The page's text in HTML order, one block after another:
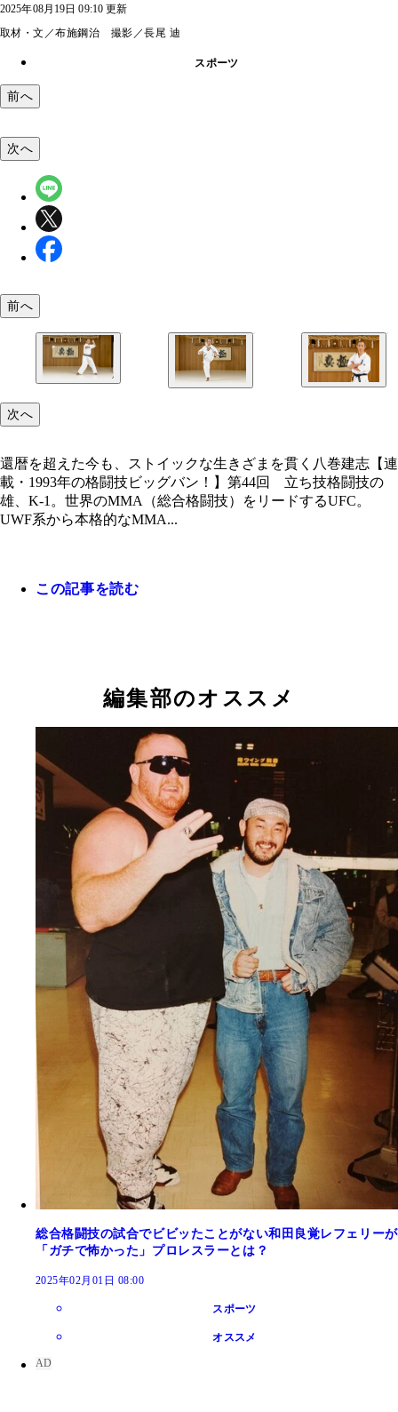
2025年08月19日 09:10 更新
取材・文／布施鋼治 撮影／長尾 迪
スポーツ
前へ
2022年に極真会館に復帰、総本部の師範に就任した
次へ
前へ
次へ
還暦を超えた今も、ストイックな生きざまを貫く八巻建志【連
載・1993年の格闘技ビッグバン！】第44回 立ち技格闘技の
雄、K-1。世界のMMA（総合格闘技）をリードするUFC。
UWF系から本格的なMMA...
この記事を読む
編集部のオススメ
総合格闘技の試合でビビッたことがない和田良覚レフェリーが
「ガチで怖かった」プロレスラーとは？
2025年02月01日 08:00
スポーツ
オススメ